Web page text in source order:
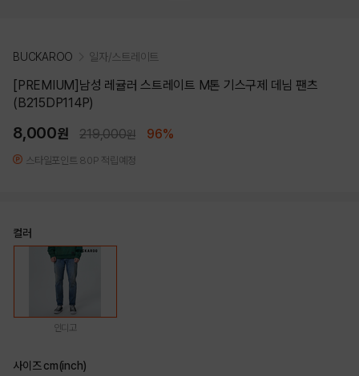
BUCKAROO 일자/스트레이트
[PREMIUM]남성 레귤러 스트레이트 M톤 기스구제 데님 팬츠
(B215DP114P)
8,000원 219,000원 96%
스타일포인트 80P 적립예정
컬러
인디고
사이즈 cm(inch)